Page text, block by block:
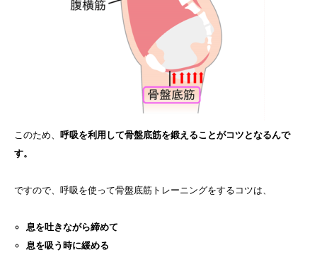
このため、 呼吸を利用して骨盤底筋を鍛えることがコツとなるんで
す。
ですので、呼吸を使って骨盤底筋トレーニングをするコツは、
息を吐きながら締めて
息を吸う時に緩める